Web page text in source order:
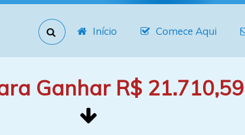
Início Comece Aqui
Ganhar R$